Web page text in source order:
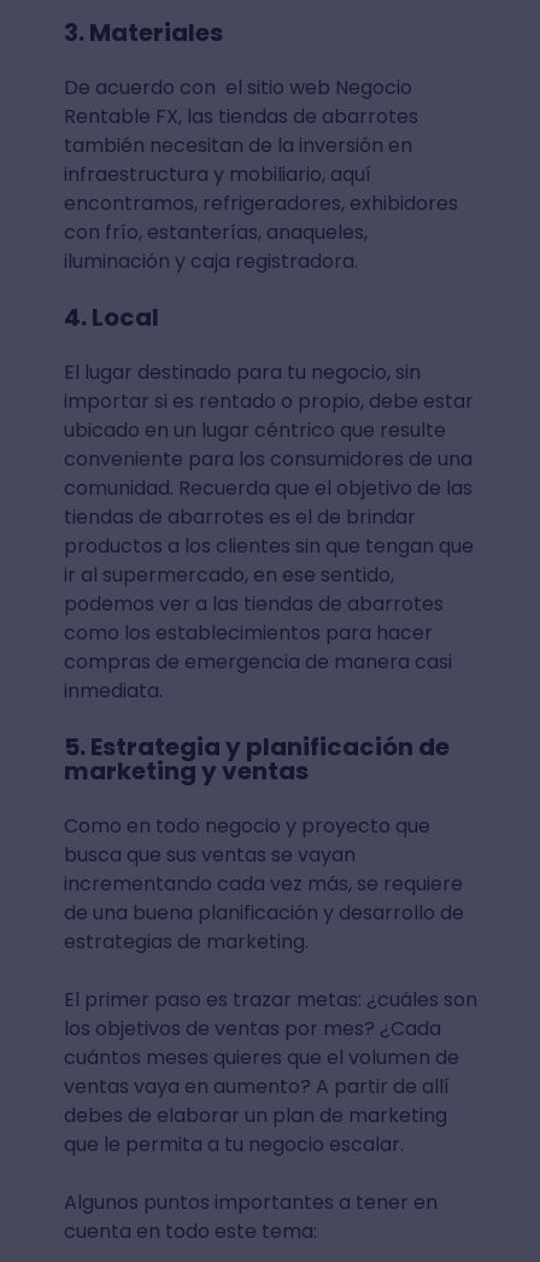
3. Materiales
De acuerdo con el sitio web Negocio
Rentable FX, las tiendas de abarrotes
también necesitan de la inversión en
infraestructura y mobiliario, aquí
encontramos, refrigeradores, exhibidores
con frío, estanterías, anaqueles,
iluminación y caja registradora.
4. Local
El lugar destinado para tu negocio, sin
importar si es rentado o propio, debe estar
ubicado en un lugar céntrico que resulte
conveniente para los consumidores de una
comunidad. Recuerda que el objetivo de las
tiendas de abarrotes es el de brindar
productos a los clientes sin que tengan que
ir al supermercado, en ese sentido,
podemos ver a las tiendas de abarrotes
como los establecimientos para hacer
compras de emergencia de manera casi
inmediata.
5. Estrategia y planificación de
marketing y ventas
Como en todo negocio y proyecto que
busca que sus ventas se vayan
incrementando cada vez más, se requiere
de una buena planificación y desarrollo de
estrategias de marketing.
El primer paso es trazar metas: ¿cuáles son
los objetivos de ventas por mes? ¿Cada
cuántos meses quieres que el volumen de
ventas vaya en aumento? A partir de allí
debes de elaborar un plan de marketing
que le permita a tu negocio escalar.
Algunos puntos importantes a tener en
cuenta en todo este tema: